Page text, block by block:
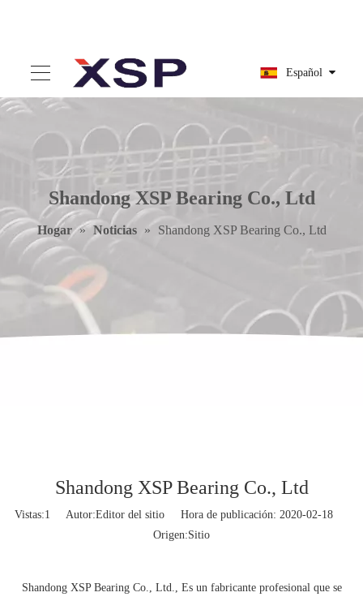
Español
Shandong XSP Bearing Co., Ltd
Hogar » Noticias » Shandong XSP Bearing Co., Ltd
Shandong XSP Bearing Co., Ltd
Vistas:1 Autor:Editor del sitio Hora de publicación: 2020-02-18
Origen:Sitio
Shandong XSP Bearing Co., Ltd., Es un fabricante profesional que se